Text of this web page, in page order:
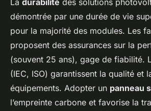
La durabilité des solutions
démontrée par une durée de vie
pour la majorité des modules. Les
proposent des assurances sur la
(souvent 25 ans), gage de fiabilité.
(IEC, ISO) garantissent la qualité et
équipements. Adopter un panneau
l’empreinte carbone et favorise la